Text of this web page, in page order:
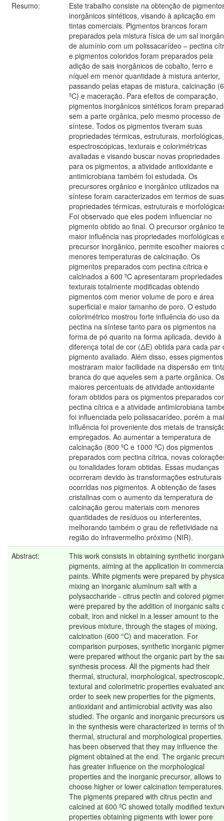
Resumo:
Este trabalho consiste na obtenção de
inorgânicos sintéticos, visando à aplicação em
tintas comerciais. Pigmentos brancos foram
preparados pela mistura física de um sal
de alumínio com um polissacarídeo – pectina
e pigmentos coloridos foram preparados pela
adição de sais inorgânicos de cobalto, ferro e
níquel em menor quantidade à mistura anterior,
passando pelas etapas de mistura, calcinação
ºC) e maceração. Para efeitos de comparação,
pigmentos inorgânicos sintéticos foram
sem a parte orgânica, pelo mesmo processo de
síntese. Todos os pigmentos tiveram suas
propriedades térmicas, estruturais, morfológicas,
espectroscópicas, texturais e colorimétricas
avaliadas e visando buscar novas propriedades
para os pigmentos, a atividade antioxidante e
antimicrobiana também foi estudada. Os
precursores orgânico e inorgânico utilizados na
síntese foram caracterizados em termos de suas
propriedades térmicas, estruturais e
Foi observado que eles podem influenciar no
pigmento obtido ao final. O precursor orgânico
maior influência nas propriedades morfológicas
precursor inorgânico, permite escolher maiores
menores temperaturas de calcinação. Os
pigmentos preparados com pectina cítrica e
calcinados a 600 ºC apresentaram propriedades
texturais totalmente modificadas obtendo
pigmentos com menor volume de poro e área
superficial e maior tamanho de poro. O estudo
colorimétrico mostrou forte influência do uso da
pectina na síntese tanto para os pigmentos na
forma de pó quanto na forma aplicada, devido à
diferença total de cor (ΔE) obtida para cada par
pigmento avaliado. Além disso, esses pigmentos
mostraram maior facilidade na dispersão em
branca do que aqueles sem a parte orgânica. Os
maiores percentuais de atividade antioxidante
foram obtidos para os pigmentos preparados
pectina cítrica e a atividade antimicrobiana
foi influenciada pelo polissacarídeo, porém a
influência foi proveniente dos metais de
empregados. Ao aumentar a temperatura de
calcinação (800 ºC e 1000 ºC) dos pigmentos
preparados com pectina cítrica, novas
ou tonalidades foram obtidas. Essas mudanças
ocorreram devido às transformações estruturais
ocorridas nos pigmentos. A obtenção de fases
cristalinas com o aumento da temperatura de
calcinação gerou materiais com menores
quantidades de resíduos ou interferentes,
melhorando também o grau de refletividade na
região do infravermelho próximo (NIR).
Abstract:
This work consists in obtaining synthetic
pigments, aiming at the application in
paints. White pigments were prepared by
mixing an inorganic aluminum salt with a
polysaccharide - citrus pectin and colored
were prepared by the addition of inorganic salts
cobalt, iron and nickel in a lesser amount to the
previous mixture, through the stages of mixing,
calcination (600 °C) and maceration. For
comparison purposes, synthetic inorganic
were prepared without the organic part by the
synthesis process. All the pigments had their
thermal, structural, morphological, spectroscopic,
textural and colorimetric properties evaluated
order to seek new properties for the pigments,
antioxidant and antimicrobial activity was also
studied. The organic and inorganic precursors
in the synthesis were characterized in terms of
thermal, structural and morphological
has been observed that they may influence the
pigment obtained at the end. The organic
has greater influence on the morphological
properties and the inorganic precursor, allows to
choose higher or lower calcination temperatures.
The pigments prepared with citrus pectin and
calcined at 600 ºC showed totally modified
properties obtaining pigments with lower pore